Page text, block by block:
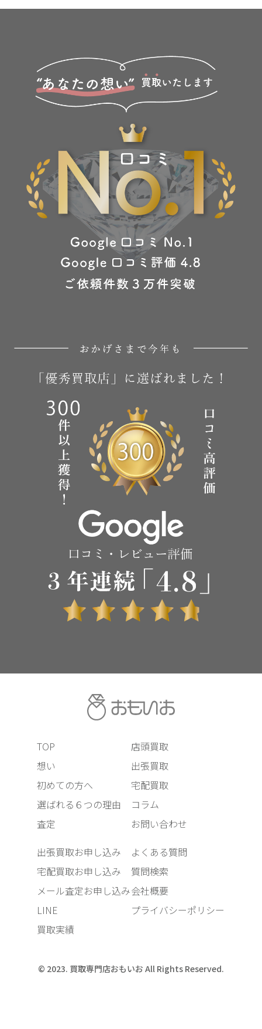
TOP
想い
初めての方へ
選ばれる６つの理由
査定
店頭買取
出張買取
宅配買取
コラム
お問い合わせ
出張買取お申し込み
宅配買取お申し込み
メール査定お申し込み
LINE
買取実績
よくある質問
質問検索
会社概要
プライバシーポリシー
© 2023. 買取専門店おもいお All Rights Reserved.